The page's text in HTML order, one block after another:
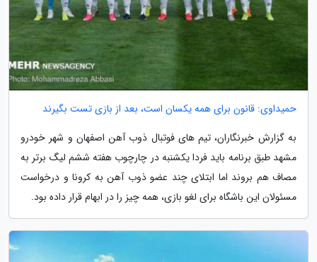
حمیداوی: قانون برای همه یکسان است، بعد از بازی تست بگیرند
به گزارش خبرنگاران، تیم های فوتبال ذوب آهن اصفهان و شهر خودرو
مشهد طبق برنامه باید فردا یکشنبه در چارچوب هفته ششم لیگ برتر به
مصاف هم بروند اما ابتلای چند عضو ذوب آهن به کرونا و درخواست
مسئولان این باشگاه برای لغو بازی، همه چیز را در ابهام قرار داده بود.